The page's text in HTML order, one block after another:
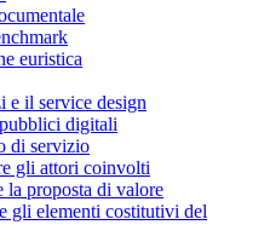
euristica
e il service design
digitali
di servizio
gli attori coinvolti
la proposta di valore
gli elementi costitutivi del